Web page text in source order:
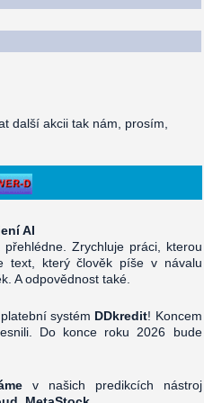
další akcii tak nám, prosím,
AI
Zrychluje práci, kterou
text, který člověk píše v návalu
A odpovědnost také.
systém DDkredit! Koncem
Do konce roku 2026 bude
v našich predikcích nástroj